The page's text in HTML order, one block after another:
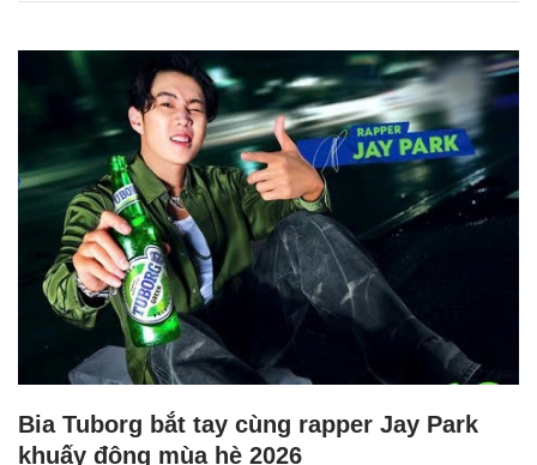
Bia Tuborg bắt tay cùng rapper Jay Park
khuấy động mùa hè 2026